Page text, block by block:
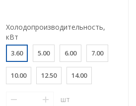
Холодопроизводительность,
кВт
3.60 5.00 6.00 7.00
10.00 12.50 14.00
шт